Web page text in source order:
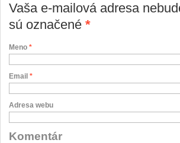
Vaša e-mailová adresa
sú označené *
Meno *
Email *
Adresa webu
Komentár